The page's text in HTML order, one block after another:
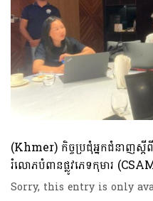
(Khmer) កិច្ចប្រជុំអ្នកជំនាញស្តីពី
រំលោភបំពានផ្លូវភេទកុមារ
Sorry, this entry is only